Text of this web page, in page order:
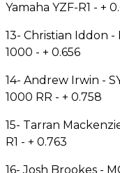
Yamaha YZF-R1 - +
13- Christian Iddon
1000 - + 0.656
14- Andrew Irwin -
1000 RR - + 0.758
15- Tarran
R1 - + 0.763
16- Josh Brookes -